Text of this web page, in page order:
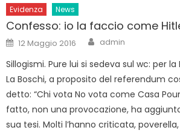
Evidenza News
Confesso: io la faccio come
Posted
on
12 Maggio 2016 Author
admin
Sillogismi. Pure lui si sedeva sul wc: per
La Boschi, a proposito del referendum
detto: “Chi vota No vota come Casa
fatto, non una provocazione, ha
sua tesi. Molti l’hanno criticata,